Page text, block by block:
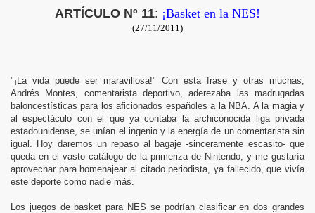
ARTÍCULO Nº 11: ¡Basket en la NES!
(27/11/2011)
"¡La vida puede ser maravillosa!" Con esta frase y otras muchas,
Andrés Montes, comentarista deportivo, aderezaba las madrugadas
baloncestísticas para los aficionados españoles a la NBA. A la magia y
al espectáculo con el que ya contaba la archiconocida liga privada
estadounidense, se unían el ingenio y la energía de un comentarista sin
igual. Hoy daremos un repaso al bagaje -sinceramente escasito- que
queda en el vasto catálogo de la primeriza de Nintendo, y me gustaría
aprovechar para homenajear al citado periodista, ya fallecido, que vivía
este deporte como nadie más.
Los juegos de basket para NES se podrían clasificar en dos grandes